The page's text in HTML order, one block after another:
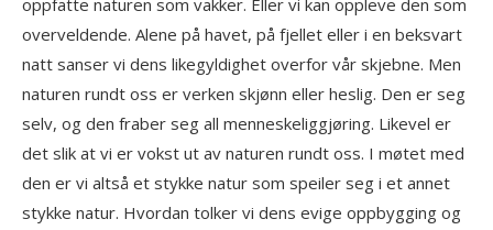
oppfatte naturen som vakker. Eller vi kan oppleve den som
overveldende. Alene på havet, på fjellet eller i en beksvart
natt sanser vi dens likegyldighet overfor vår skjebne. Men
naturen rundt oss er verken skjønn eller heslig. Den er seg
selv, og den fraber seg all menneskeliggjøring. Likevel er
det slik at vi er vokst ut av naturen rundt oss. I møtet med
den er vi altså et stykke natur som speiler seg i et annet
stykke natur. Hvordan tolker vi dens evige oppbygging og